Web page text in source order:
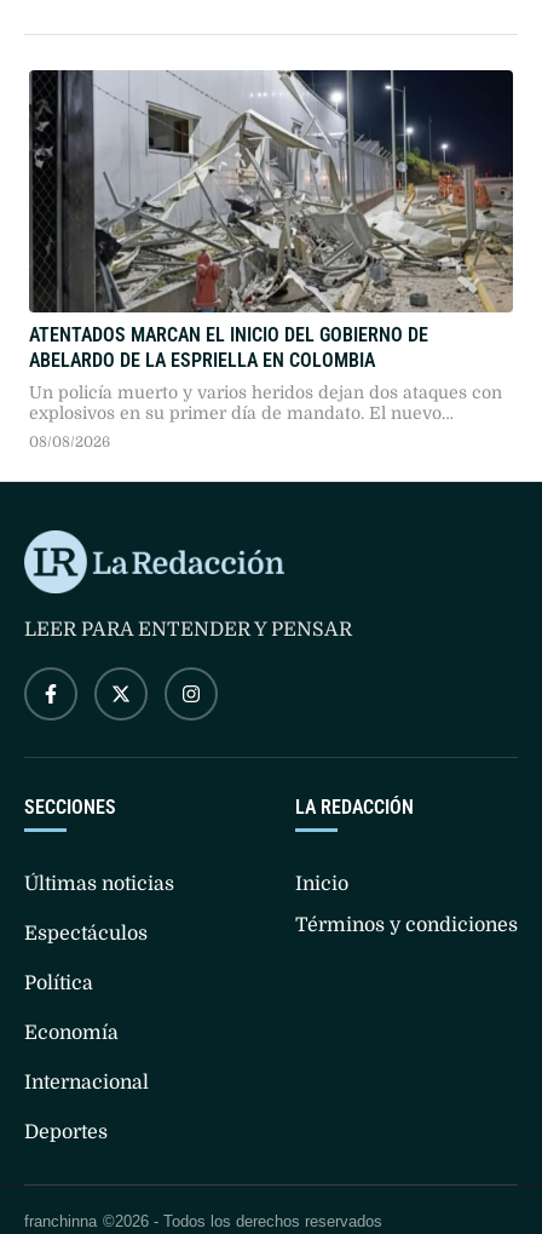
ATENTADOS MARCAN EL INICIO DEL GOBIERNO DE
ABELARDO DE LA ESPRIELLA EN COLOMBIA
Un policía muerto y varios heridos dejan dos ataques con
explosivos en su primer día de mandato. El nuevo
presidente prometió mano dura contra el narcoterrorismo
08/08/2026
LA REDACCIÓN
Inicio
Términos y condiciones
SECCIONES
Últimas noticias
Espectáculos
Política
Economía
Internacional
Deportes
LEER PARA ENTENDER Y PENSAR
franchinna ©2026 - Todos los derechos reservados